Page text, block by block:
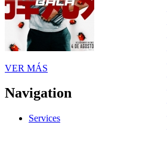
VER MÁS
Navigation
Services